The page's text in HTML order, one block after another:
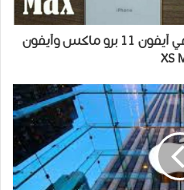
أوجه الشبه و الإختلاف بين هاتفي آﻳﻔﻮﻥ 11 ﺑﺮﻭ ﻣﺎﻛﺲ ﻭآﻳﻔﻮﻥ
XS